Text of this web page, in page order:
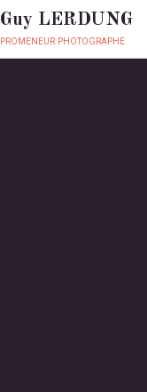
Guy LERDUNG
promeneur photographe